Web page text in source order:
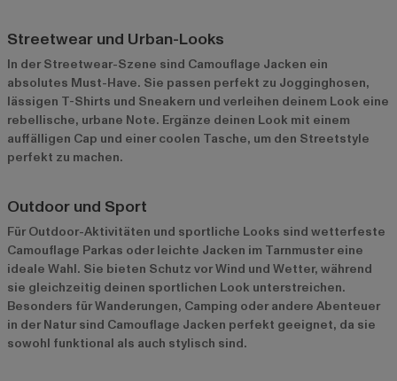
Streetwear und Urban-Looks
In der Streetwear-Szene sind Camouflage Jacken ein
absolutes Must-Have. Sie passen perfekt zu Jogginghosen,
lässigen T-Shirts und Sneakern und verleihen deinem Look eine
rebellische, urbane Note. Ergänze deinen Look mit einem
auffälligen Cap und einer coolen Tasche, um den Streetstyle
perfekt zu machen.
Outdoor und Sport
Für Outdoor-Aktivitäten und sportliche Looks sind wetterfeste
Camouflage Parkas oder leichte Jacken im Tarnmuster eine
ideale Wahl. Sie bieten Schutz vor Wind und Wetter, während
sie gleichzeitig deinen sportlichen Look unterstreichen.
Besonders für Wanderungen, Camping oder andere Abenteuer
in der Natur sind Camouflage Jacken perfekt geeignet, da sie
sowohl funktional als auch stylisch sind.